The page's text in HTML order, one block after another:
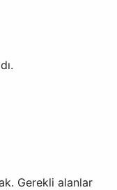
Gerekli alanlar